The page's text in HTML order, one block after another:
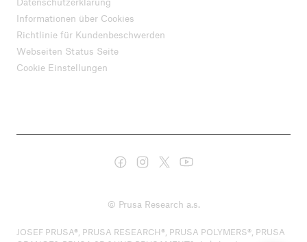
Informationen über Cookies
Richtlinie für Kundenbeschwerden
Webseiten Status Seite
Cookie Einstellungen
© Prusa Research a.s.
JOSEF PRUSA®, PRUSA RESEARCH®, PRUSA POLYMERS®, PRUSA